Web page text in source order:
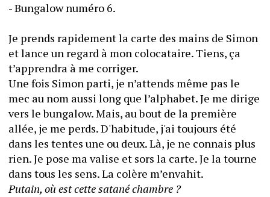
- Bungalow numéro 6.
Je prends rapidement la carte des mains de Simon
et lance un regard à mon colocataire. Tiens, ça
Une fois Simon parti, je n’attends même pas le
mec au nom aussi long que l’alphabet. Je me dirige
vers le bungalow. Mais, au bout de la première
allée, je me perds. D'habitude, j'ai toujours été
dans les tentes une ou deux. Là, je ne connais plus
rien. Je pose ma valise et sors la carte. Je la tourne
dans tous les sens. La colère m’envahit.
Putain, où est cette satané chambre ?